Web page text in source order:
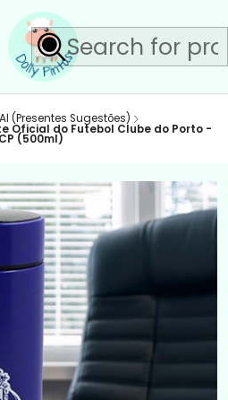
(Presentes Sugestões)
Oficial do Futebol Clube do Porto -
(500ml)